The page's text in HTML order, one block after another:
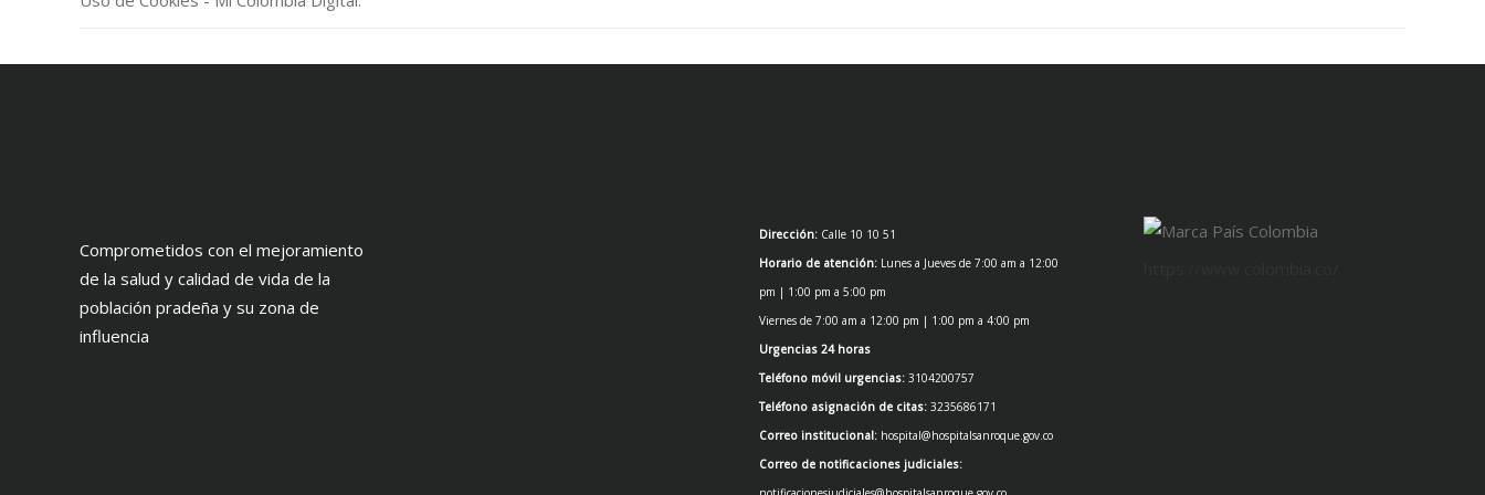
Comprometidos con el mejoramiento
de la salud y calidad de vida de la
población pradeña y su zona de
influencia
Dirección: Calle 10 10 51
Horario de atención: Lunes a Jueves de 7:00 am a 12:00
pm | 1:00 pm a 5:00 pm
Viernes de 7:00 am a 12:00 pm | 1:00 pm a 4:00 pm
Urgencias 24 horas
Teléfono móvil urgencias: 3104200757
Teléfono asignación de citas: 3235686171
Correo institucional: hospital@hospitalsanroque.gov.co
Correo de notificaciones judiciales: